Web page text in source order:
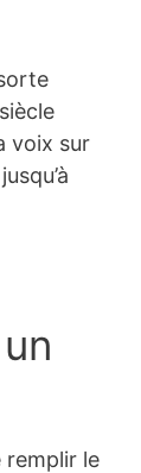
voix sur
remplir le